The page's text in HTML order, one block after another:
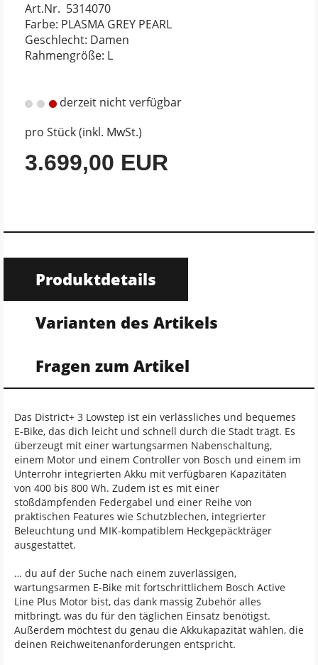
Art.Nr. 5314070
Farbe: PLASMA GREY PEARL
Geschlecht: Damen
Rahmengröße: L
derzeit nicht verfügbar
pro Stück (inkl. MwSt.)
3.699,00 EUR
Produktdetails
Varianten des Artikels
Fragen zum Artikel
Das District+ 3 Lowstep ist ein verlässliches und bequemes
E-Bike, das dich leicht und schnell durch die Stadt trägt. Es
überzeugt mit einer wartungsarmen Nabenschaltung,
einem Motor und einem Controller von Bosch und einem im
Unterrohr integrierten Akku mit verfügbaren Kapazitäten
von 400 bis 800 Wh. Zudem ist es mit einer
stoßdämpfenden Federgabel und einer Reihe von
praktischen Features wie Schutzblechen, integrierter
Beleuchtung und MIK-kompatiblem Heckgepäckträger
ausgestattet.
… du auf der Suche nach einem zuverlässigen,
wartungsarmen E-Bike mit fortschrittlichem Bosch Active
Line Plus Motor bist, das dank massig Zubehör alles
mitbringt, was du für den täglichen Einsatz benötigst.
Außerdem möchtest du genau die Akkukapazität wählen, die
deinen Reichweitenanforderungen entspricht.